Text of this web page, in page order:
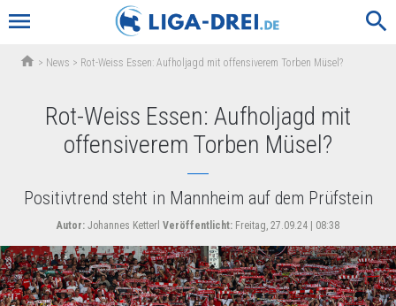
menu search
home > News > Rot-Weiss Essen: Aufholjagd mit offensiverem Torben Müsel?
Rot-Weiss Essen: Aufholjagd mit
offensiverem Torben Müsel?
Positivtrend steht in Mannheim auf dem Prüfstein
Autor: Johannes Ketterl Veröffentlicht: Freitag, 27.09.24 | 08:38